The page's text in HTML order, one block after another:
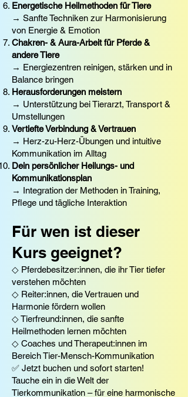
Energetische Heilmethoden für Tiere
→ Sanfte Techniken zur Harmonisierung
von Energie & Emotion
Chakren- & Aura-Arbeit für Pferde &
andere Tiere
→ Energiezentren reinigen, stärken und in
Balance bringen
Herausforderungen meistern
→ Unterstützung bei Tierarzt, Transport &
Umstellungen
Vertiefte Verbindung & Vertrauen
→ Herz-zu-Herz-Übungen und intuitive
Kommunikation im Alltag
Dein persönlicher Heilungs- und
Kommunikationsplan
→ Integration der Methoden in Training,
Pflege und tägliche Interaktion
Für wen ist dieser
Kurs geeignet?
◇ Pferdebesitzer:innen, die ihr Tier tiefer
verstehen möchten
◇ Reiter:innen, die Vertrauen und
Harmonie fördern wollen
◇ Tierfreund:innen, die sanfte
Heilmethoden lernen möchten
◇ Coaches und Therapeut:innen im
Bereich Tier-Mensch-Kommunikation
✅ Jetzt buchen und sofort starten!
Tauche ein in die Welt der
Tierkommunikation – für eine harmonische